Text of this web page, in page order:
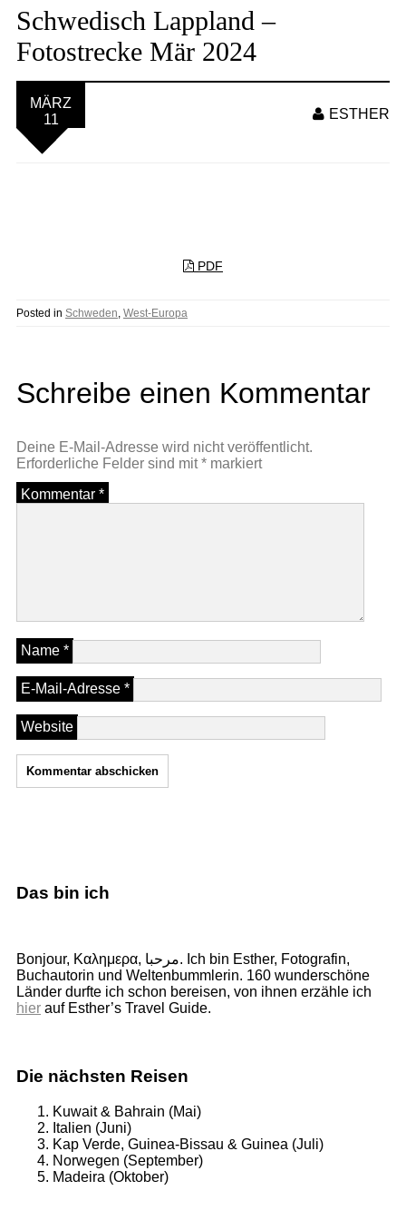
Schwedisch Lappland –
Fotostrecke Mär 2024
MÄRZ
11
ESTHER
PDF
Posted in Schweden, West-Europa
Schreibe einen Kommentar
Deine E-Mail-Adresse wird nicht veröffentlicht.
Erforderliche Felder sind mit* markiert
Kommentar *
Name *
E-Mail-Adresse *
Website
Das bin ich
Bonjour, Καλημερα, مرحبا. Ich bin Esther, Fotografin,
Buchautorin und Weltenbummlerin. 160 wunderschöne
Länder durfte ich schon bereisen, von ihnen erzähle ich
hier auf Esther’s Travel Guide.
Die nächsten Reisen
Kuwait & Bahrain (Mai)
Italien (Juni)
Kap Verde, Guinea-Bissau & Guinea (Juli)
Norwegen (September)
Madeira (Oktober)